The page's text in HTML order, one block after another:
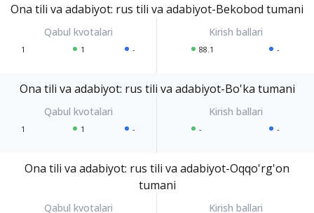
Ona tili va adabiyot: rus tili va adabiyot-Bekobod tumani
1 1 - 88.1 -
Ona tili va adabiyot: rus tili va adabiyot-Bo'ka tumani
1 1 - - -
Ona tili va adabiyot: rus tili va adabiyot-Oqqo'rg'on
tumani